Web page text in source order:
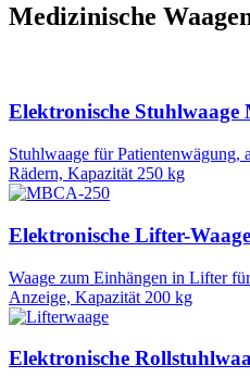
Medizinische
Elektronische Stuhlwaage
Stuhlwaage für Patientenwägung,
Rädern, Kapazität 250 kg
Elektronische Lifter-
Waage zum Einhängen in Lifter
Anzeige, Kapazität 200 kg
Elektronische